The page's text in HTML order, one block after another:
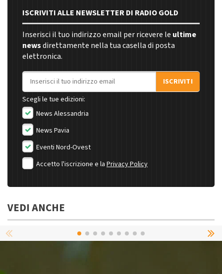
ISCRIVITI ALLE NEWSLETTER DI RADIO GOLD
Inserisci il tuo indirizzo email per ricevere le ultime
newsdirettamente nella tua casella di posta
elettronica.
Indirizzo email
ISCRIVITI
Scegli le tue edizioni:
News Alessandria
News Pavia
Eventi Nord-Ovest
Accetto l'iscrizione e la Privacy Policy
VEDI ANCHE